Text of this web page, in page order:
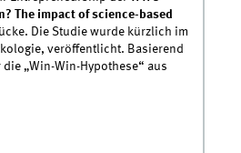
The impact of science-based
Die Studie wurde kürzlich im
veröffentlicht. Basierend
„Win-Win-Hypothese“ aus